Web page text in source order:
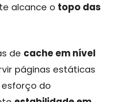
alcance o topo das
de cache em nível
páginas estáticas
esforço do